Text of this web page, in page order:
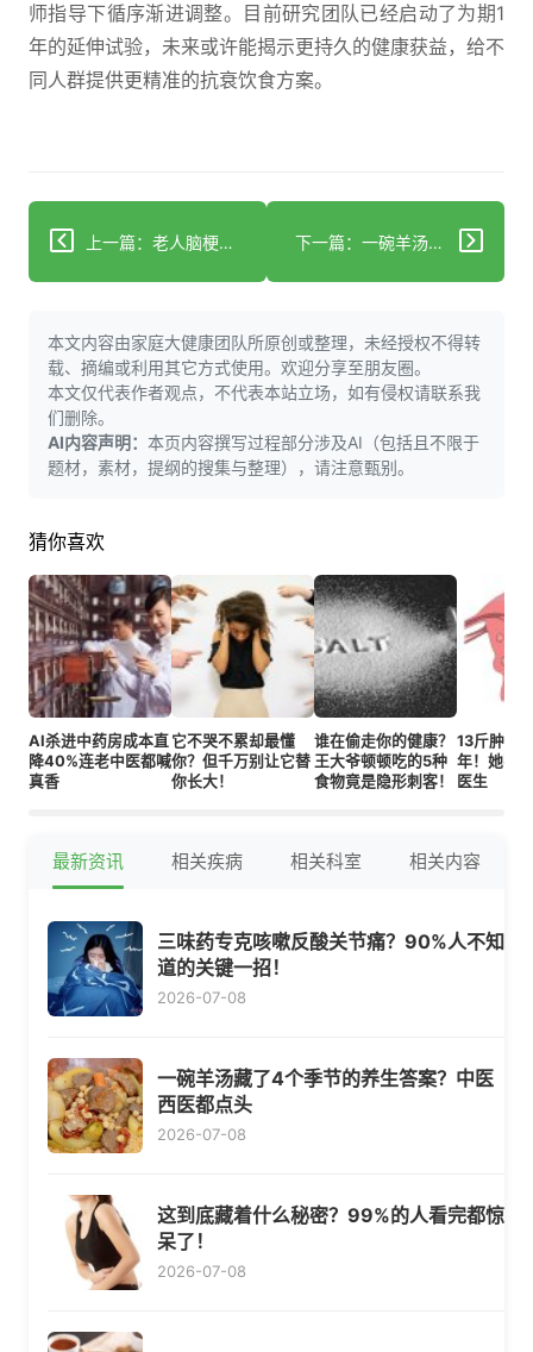
师指导下循序渐进调整。目前研究团队已经启动了为期1
年的延伸试验，未来或许能揭示更持久的健康获益，给不
同人群提供更精准的抗衰饮食方案。
上一篇：老人脑梗后突然嚼空气？吓一跳！这4个危险信号千万别忽略 下一篇：一碗羊汤藏了4个季节的养生答案？中医西医都点头
本文内容由家庭大健康团队所原创或整理，未经授权不得转
载、摘编或利用其它方式使用。欢迎分享至朋友圈。
本文仅代表作者观点，不代表本站立场，如有侵权请联系我
们删除。
AI内容声明： 本页内容撰写过程部分涉及AI（包括且不限于
题材，素材，提纲的搜集与整理），请注意甄别。
猜你喜欢
AI杀进中药房成本直
降40%连老中医都喊
真香
它不哭不累却最懂
你？但千万别让它替
你长大！
谁在偷走你的健康？
王大爷顿顿吃的5种
食物竟是隐形刺客！
13斤肿瘤
年！她不
医生
最新资讯 相关疾病 相关科室 相关内容
三味药专克咳嗽反酸关节痛？90%人不知
道的关键一招！
2026-07-08
一碗羊汤藏了4个季节的养生答案？中医
西医都点头
2026-07-08
这到底藏着什么秘密？99%的人看完都惊
呆了！
2026-07-08